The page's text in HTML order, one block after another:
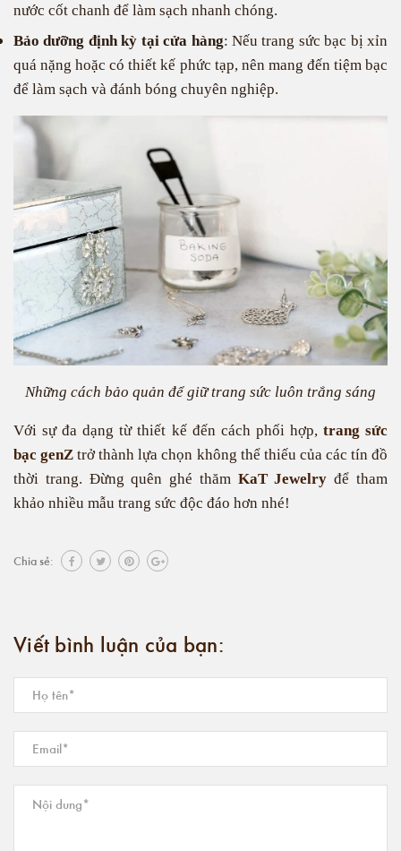
nước cốt chanh để làm sạch nhanh chóng.
Bảo dưỡng định kỳ tại cửa hàng: Nếu trang sức bạc bị xỉn
quá nặng hoặc có thiết kế phức tạp, nên mang đến tiệm bạc
để làm sạch và đánh bóng chuyên nghiệp.
Những cách bảo quản để giữ trang sức luôn trắng sáng
Với sự đa dạng từ thiết kế đến cách phối hợp, trang sức
bạc genZ trở thành lựa chọn không thể thiếu của các tín đồ
thời trang. Đừng quên ghé thăm KaT Jewelry để tham
khảo nhiều mẫu trang sức độc đáo hơn nhé!
Chia sẻ:
Viết bình luận của bạn: